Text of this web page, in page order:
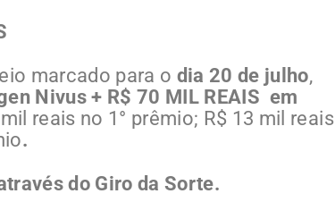
marcado para o dia 20 de julho,
Nivus + R$ 70 MIL REAIS em
reais no 1° prêmio; R$ 13 mil reais
.
do Giro da Sorte.